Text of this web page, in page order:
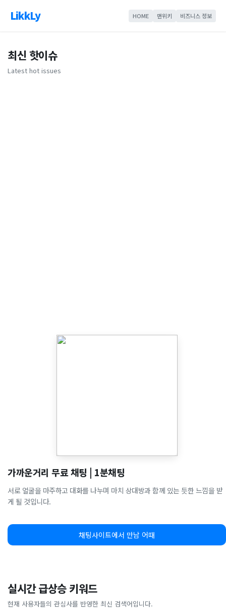
LikkLy HOME 맨위키 비즈니스 정보
최신 핫이슈
Latest hot issues
가까운거리 무료 채팅 | 1분채팅
서로 얼굴을 마주하고 대화를 나누며 마치 상대방과 함께 있는 듯한 느낌을 받
게 될 것입니다.
채팅사이트에서 만남 어때
실시간 급상승 키워드
현재 사용자들의 관심사를 반영한 최신 검색어입니다.